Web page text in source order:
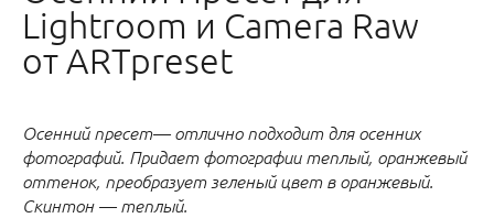
Lightroom и Camera Raw
от ARTpreset
Осенний пресет— отлично подходит для осенних
фотографий. Придает фотографии теплый, оранжевый
оттенок, преобразует зеленый цвет в оранжевый.
Скинтон — теплый.